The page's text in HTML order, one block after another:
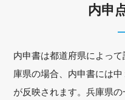
内申
内申書は都道府県によっ
庫県の場合、内申書には
が反映されます。兵庫県